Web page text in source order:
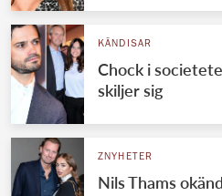
Jordanska
Luxemburgska
Japanska
Thailändska
Marockanska
KÄNDISAR
Chock i
skiljer sig
ZNYHETER
Nils Thams